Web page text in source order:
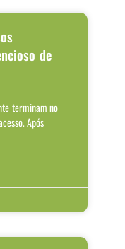
de
terminam no
Após